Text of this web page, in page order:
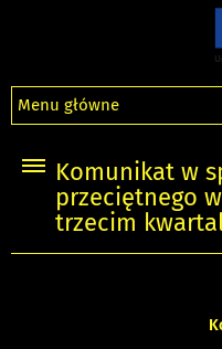
Menu główne
Komunikat w
przeciętnego
trzecim